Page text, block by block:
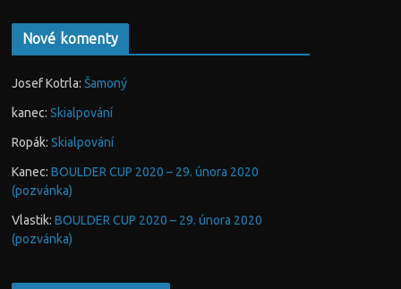
Nové komenty
Josef Kotrla: Šamoný
kanec: Skialpování
Ropák: Skialpování
Kanec: BOULDER CUP 2020 – 29. února 2020
(pozvánka)
Vlastik: BOULDER CUP 2020 – 29. února 2020
(pozvánka)